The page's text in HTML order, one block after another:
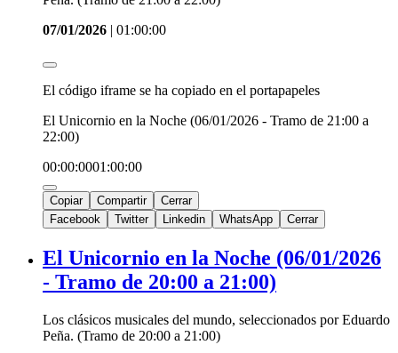
07/01/2026 | 01:00:00
El código iframe se ha copiado en el portapapeles
El Unicornio en la Noche (06/01/2026 - Tramo de 21:00 a
22:00)
00:00:0001:00:00
Copiar Compartir
Cerrar
Facebook
Twitter Linkedin WhatsApp Cerrar
El Unicornio en la Noche (06/01/2026
- Tramo de 20:00 a 21:00)
Los clásicos musicales del mundo, seleccionados por Eduardo
Peña. (Tramo de 20:00 a 21:00)